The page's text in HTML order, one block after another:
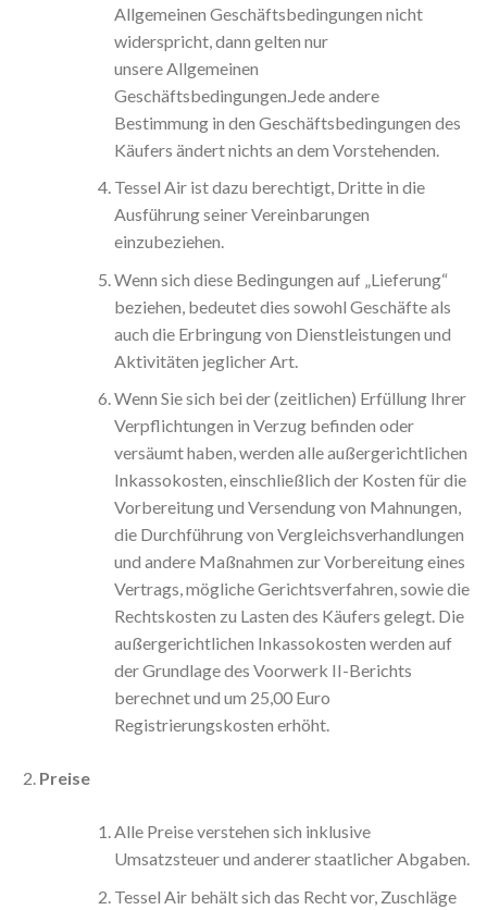
Allgemeinen Geschäftsbedingungen nicht
widerspricht, dann gelten nur
unsere Allgemeinen
Geschäftsbedingungen.Jede andere
Bestimmung in den Geschäftsbedingungen des
Käufers ändert nichts an dem Vorstehenden.
Tessel Air ist dazu berechtigt, Dritte in die
Ausführung seiner Vereinbarungen
einzubeziehen.
Wenn sich diese Bedingungen auf „Lieferung“
beziehen, bedeutet dies sowohl Geschäfte als
auch die Erbringung von Dienstleistungen und
Aktivitäten jeglicher Art.
Wenn Sie sich bei der (zeitlichen) Erfüllung Ihrer
Verpflichtungen in Verzug befinden oder
versäumt haben, werden alle außergerichtlichen
Inkassokosten, einschließlich der Kosten für die
Vorbereitung und Versendung von Mahnungen,
die Durchführung von Vergleichsverhandlungen
und andere Maßnahmen zur Vorbereitung eines
Vertrags, mögliche Gerichtsverfahren, sowie die
Rechtskosten zu Lasten des Käufers gelegt. Die
außergerichtlichen Inkassokosten werden auf
der Grundlage des Voorwerk II-Berichts
berechnet und um 25,00 Euro
Registrierungskosten erhöht.
Preise
Alle Preise verstehen sich inklusive
Umsatzsteuer und anderer staatlicher Abgaben.
Tessel Air behält sich das Recht vor, Zuschläge